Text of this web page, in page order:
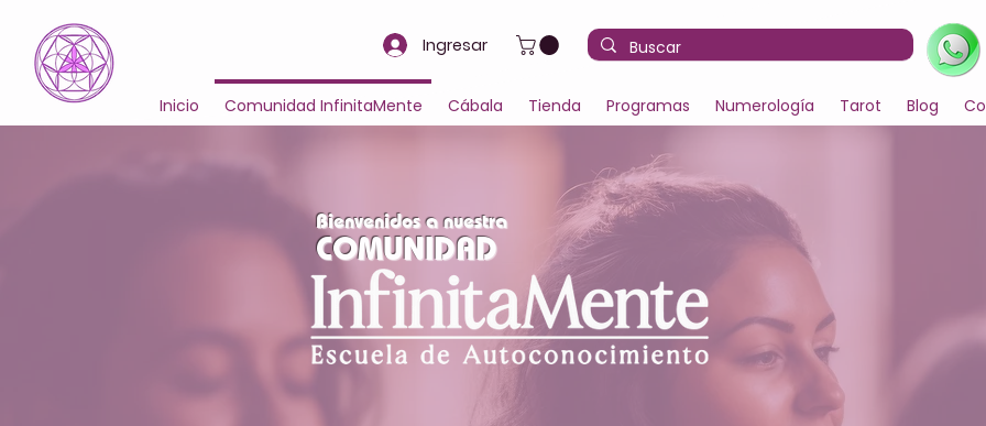
Ingresar
Inicio Comunidad InfinitaMente Cábala Tienda Programas Numerología Tarot Blog
Bienvenidos a nuestra
COMUNIDAD